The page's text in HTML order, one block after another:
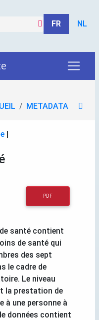
FR NL
METADATA
|
PDF
santé contient
de santé qui
des sept
le cadre de
Le niveau
la prestation de
à une personne à
données contient